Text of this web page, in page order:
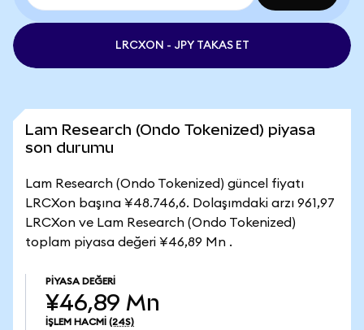
LRCXON - JPY TAKAS ET
Lam Research (Ondo Tokenized) piyasa
son durumu
Lam Research (Ondo Tokenized) güncel fiyatı
LRCXon başına ¥48.746,6. Dolaşımdaki arzı 961,97
LRCXon ve Lam Research (Ondo Tokenized)
toplam piyasa değeri ¥46,89 Mn .
PIYASA DEĞERI
¥46,89 Mn
İŞLEM HACMI (24S)